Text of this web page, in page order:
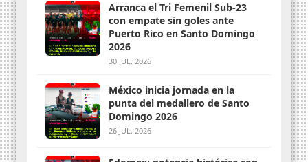
Arranca el Tri Femenil Sub-23
con empate sin goles ante
Puerto Rico en Santo Domingo
2026
30 JUL. 2026
México inicia jornada en la
punta del medallero de Santo
Domingo 2026
26 JUL. 2026